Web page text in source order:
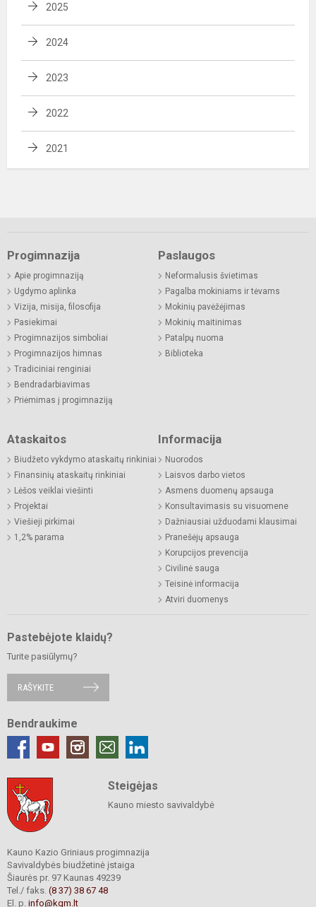
2025
2024
2023
2022
2021
Progimnazija
Apie progimnaziją
Ugdymo aplinka
Vizija, misija, filosofija
Pasiekimai
Progimnazijos simboliai
Progimnazijos himnas
Tradiciniai renginiai
Bendradarbiavimas
Priėmimas į progimnaziją
Paslaugos
Neformalusis švietimas
Pagalba mokiniams ir tėvams
Mokinių pavėžėjimas
Mokinių maitinimas
Patalpų nuoma
Biblioteka
Ataskaitos
Biudžeto vykdymo ataskaitų rinkiniai
Finansinių ataskaitų rinkiniai
Lėšos veiklai viešinti
Projektai
Viešieji pirkimai
1,2% parama
Informacija
Nuorodos
Laisvos darbo vietos
Asmens duomenų apsauga
Konsultavimasis su visuomene
Dažniausiai užduodami klausimai
Pranešėjų apsauga
Korupcijos prevencija
Civilinė sauga
Teisinė informacija
Atviri duomenys
Pastebėjote klaidų?
Turite pasiūlymų?
RAŠYKITE
Bendraukime
Steigėjas
Kauno miesto savivaldybė
Kauno Kazio Griniaus progimnazija
Savivaldybės biudžetinė įstaiga
Šiaurės pr. 97 Kaunas 49239
Tel./ faks. (8 37) 38 67 48
El. p. info@kgm.lt